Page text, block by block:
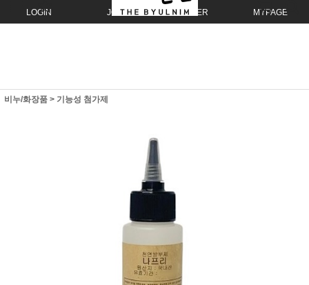
LOGIN JOIN ORDER MYPAGE
비누/화장품 > 기능성 첨가제